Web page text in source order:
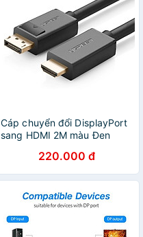
Cáp chuyển đổi DisplayPort
sang HDMI 2M màu Đen
chính hãng220.000 đ